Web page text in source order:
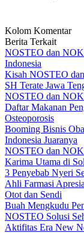
Kolom Komentar
Berita Terkait
NOSTEO dan
Indonesia
Kisah NOSTEO
SH Terate Jawa
NOSTEO dan
Daftar Makanan
Osteoporosis
Booming Bisnis
Indonesia Juaranya
NOSTEO dan
Karima Utama di
3 Penyebab Nyeri
Ahli Farmasi
Otot dan Sendi
Buah Mengkudu
NOSTEO Solusi
Aktifitas Era New